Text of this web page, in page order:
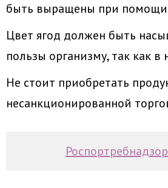
быть выращены при помощи
Цвет ягод должен быть
пользы организму, так как
Не стоит приобретать
несанкционированной